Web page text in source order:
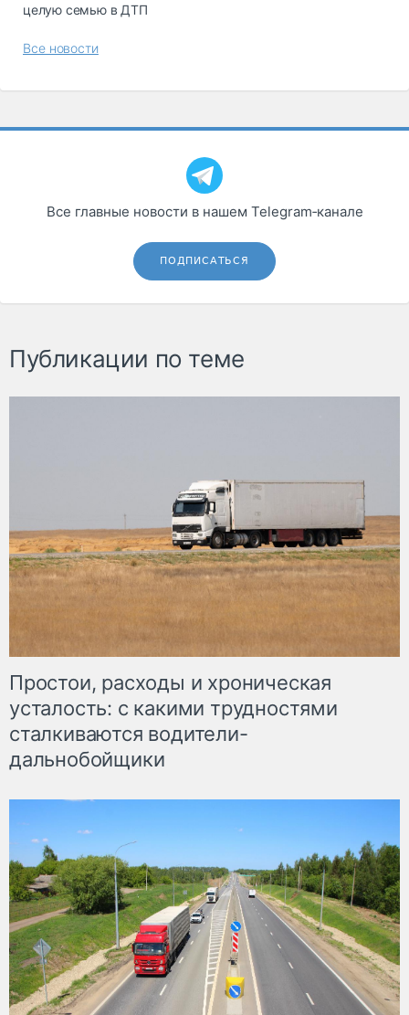
целую семью в ДТП
Все новости
Все главные новости в нашем Telegram‑канале
ПОДПИСАТЬСЯ
Публикации по теме
Простои, расходы и хроническая
усталость: с какими трудностями
сталкиваются водители-
дальнобойщики